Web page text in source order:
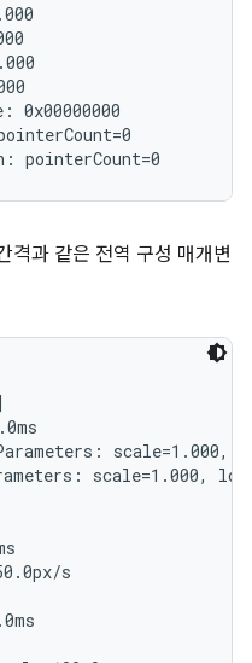
0x00000000
격과 같은 전역 구성 매개변
scale=1.000,
scale=1.000,
s